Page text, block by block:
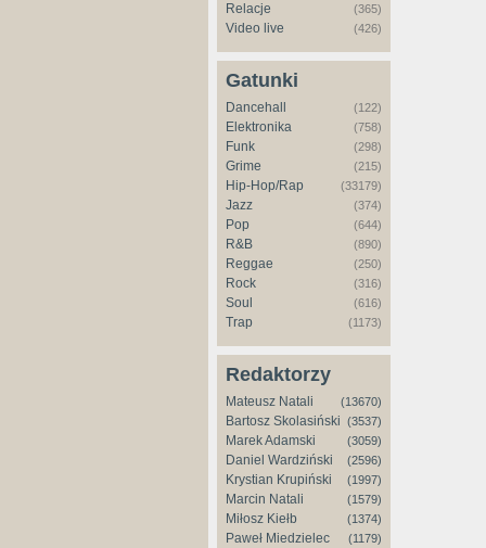
Relacje (365)
Video live (426)
Gatunki
Dancehall (122)
Elektronika (758)
Funk (298)
Grime (215)
Hip-Hop/Rap (33179)
Jazz (374)
Pop (644)
R&B (890)
Reggae (250)
Rock (316)
Soul (616)
Trap (1173)
Redaktorzy
Mateusz Natali (13670)
Bartosz Skolasiński (3537)
Marek Adamski (3059)
Daniel Wardziński (2596)
Krystian Krupiński (1997)
Marcin Natali (1579)
Miłosz Kiełb (1374)
Paweł Miedzielec (1179)